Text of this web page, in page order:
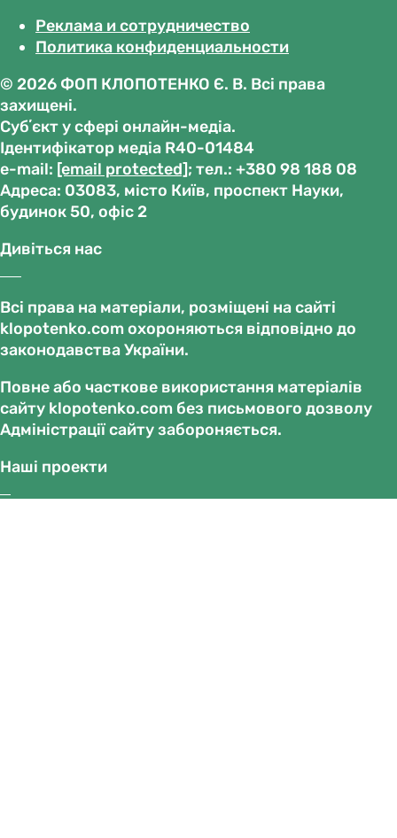
Реклама и сотрудничество
Политика конфиденциальности
© 2026 ФОП КЛОПОТЕНКО Є. В. Всі права
захищені.
Субʼєкт у сфері онлайн-медіа.
Ідентифікатор медіа R40-01484
е-mail: [email protected]; тел.: +380 98 188 08
Адреса: 03083, місто Київ, проспект Науки,
будинок 50, офіс 2
Дивіться нас
Всі права на матеріали, розміщені на сайті
klopotenko.com охороняються відповідно до
законодавства України.
Повне або часткове використання матеріалів
сайту klopotenko.com без письмового дозволу
Адміністрації сайту забороняється.
Наші проекти